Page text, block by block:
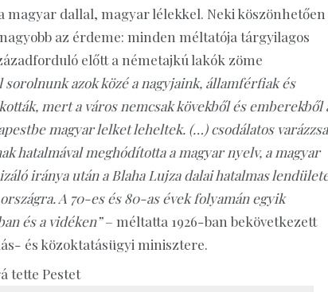
magyar dallal, magyar lélekkel. Neki köszönhetően
az érdeme: minden méltatója tárgyilagos
előtt a németajkú lakók zöme
sorolnunk azok közé a nagyjaink, államférfiak és
mert a város nemcsak kövekből és emberekből
magyar lelket leheltek. (…) csodálatos
hatalmával meghódította a magyar nyelv, a magyar
iránya után a Blaha Lujza dalai hatalmas
A 70-es és 80-as évek folyamán egyik
és a vidéken”– méltatta 1926-ban bekövetkezett
és közoktatásügyi minisztere.